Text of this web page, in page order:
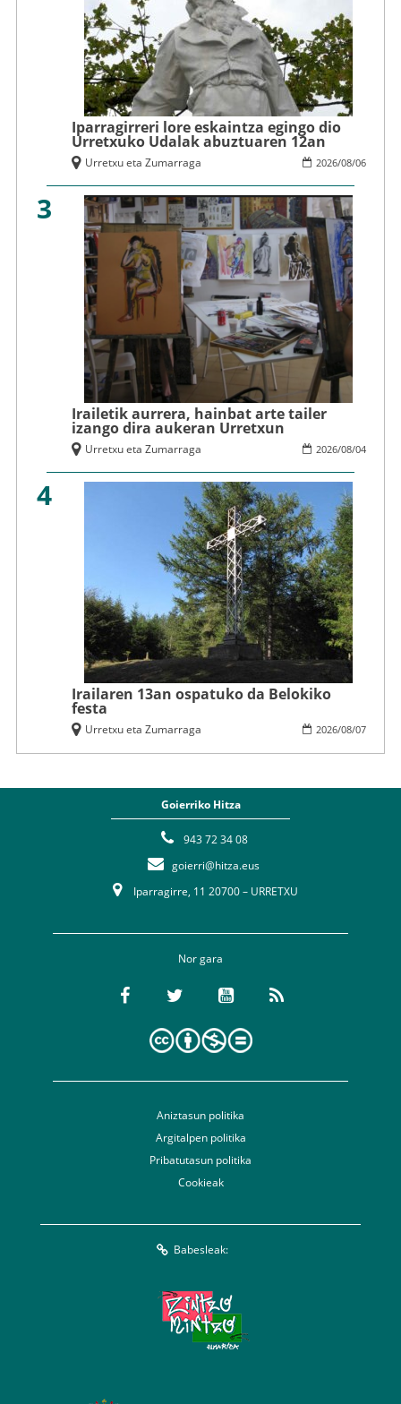
Iparragirreri lore eskaintza egingo dio
Urretxuko Udalak abuztuaren 12an
2026/08/06
Urretxu eta Zumarraga
3
Irailetik aurrera, hainbat arte tailer
izango dira aukeran Urretxun
2026/08/04
Urretxu eta Zumarraga
4
Irailaren 13an ospatuko da Belokiko
festa
2026/08/07
Urretxu eta Zumarraga
Goierriko Hitza
943 72 34 08
goierri@hitza.eus
Iparragirre, 11 20700 – URRETXU
Nor gara
Aniztasun politika
Argitalpen politika
Pribatutasun politika
Cookieak
Babesleak: